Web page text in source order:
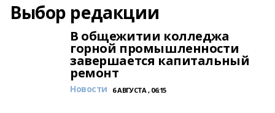
Выбор редакции
В общежитии колледжа
горной промышленности
завершается капитальный
ремонт
Новости 6 АВГУСТА , 06:15